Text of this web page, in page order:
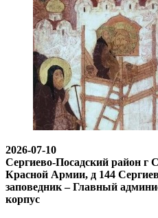
2026-07-10
Сергиево-Посадский район г
Красной Армии, д 144
заповедник – Главный
корпус